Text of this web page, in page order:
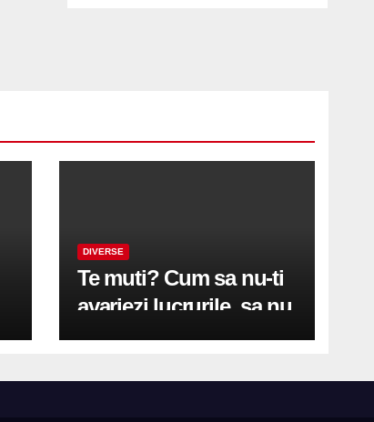
DIVERSE
Te muti? Cum sa nu-ti
avariezi lucrurile, sa nu
zgarii podeaua sau sa